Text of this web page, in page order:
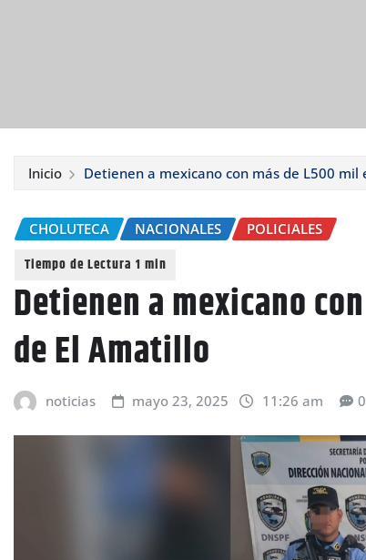
Inicio Detienen a mexicano con más de L500
CHOLUTECA NACIONALES POLICIALES
Detienen a mexicano
de El Amatillo
noticias mayo 23, 2025 11:26 am 0